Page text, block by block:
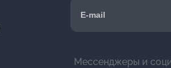
Мессенджеры и